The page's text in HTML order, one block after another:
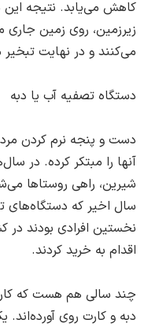
کاهش می‌یابد. نتیجه
زیرزمین، ‌روی زمین
می‌کنند و در نهایت
دستگاه تصفیه آب یا دبه
دست و پنجه نرم کردن
‌آنها را مبتکر کرده. در
شیرین، ‌راهی روستاها
سال اخیر که دستگاه‌های
نخستین افرادی بودند در
اقدام به خرید کردند.
چند سالی هم هست که
دبه و کارت روی آورده‌اند.